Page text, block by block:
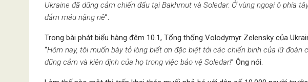
Ukraine đã dũng cảm chiến đấu tại Bakhmut và Soledar. Ở vùng ngoại ô phía
đẫm máu nặng nề”.
Trong bài phát biểu hàng đêm 10.1, Tổng thống Volodymyr Zelensky của
“Hôm nay, tôi muốn bày tỏ lòng biết ơn đặc biệt tới các chiến binh của lữ đoàn
dũng cảm và kiên định của họ trong việc bảo vệ Soledar!” Ông nói.